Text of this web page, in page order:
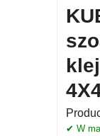
✔ W